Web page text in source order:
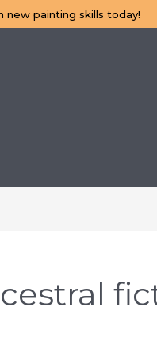
new painting skills today!